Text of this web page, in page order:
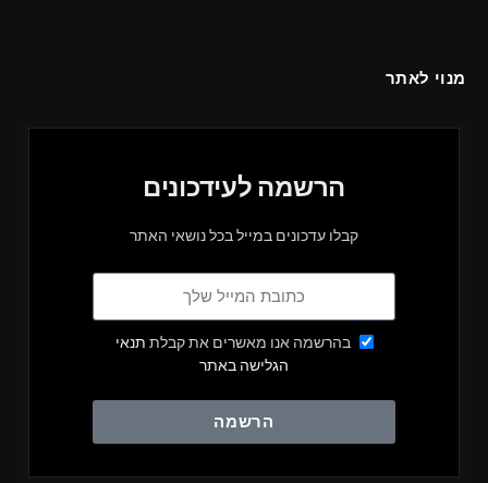
מנוי לאתר
הרשמה לעידכונים
קבלו עדכונים במייל בכל נושאי האתר
בהרשמה אנו מאשרים את קבלת תנאי
הגלישה באתר
הרשמה